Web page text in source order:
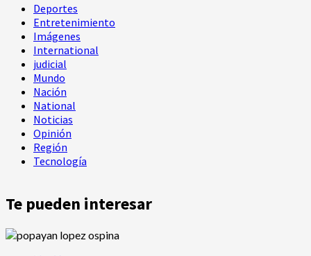
Deportes
Entretenimiento
Imágenes
International
judicial
Mundo
Nación
National
Noticias
Opinión
Región
Tecnología
Te pueden interesar